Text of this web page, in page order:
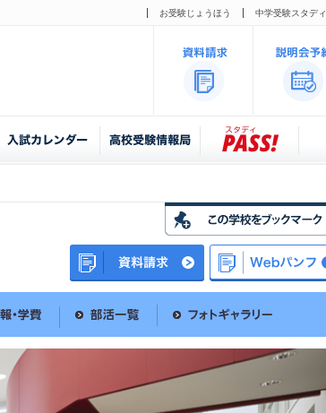
お受験じょうほう 中学受験スタディ